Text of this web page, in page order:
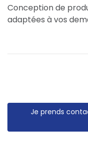
Conception de
adaptées à vos
Je prends